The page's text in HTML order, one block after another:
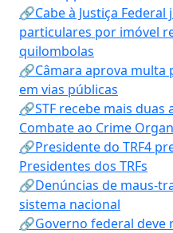
🔗Cabe à Justiça
particulares por imóvel
quilombolas
🔗Câmara aprova multa
em vias públicas
🔗STF recebe mais duas
Combate ao Crime
🔗Presidente do TRF4
Presidentes dos TRFs
🔗Denúncias de maus-
sistema nacional
🔗Governo federal deve